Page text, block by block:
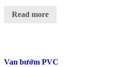
Read more
Van bướm PVC